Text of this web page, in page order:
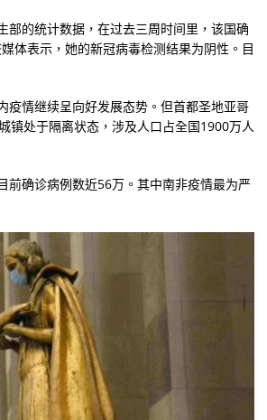
的统计数据，在过去三周时间里，该国确
体表示，她的新冠病毒检测结果为阴性。目
疫情继续呈向好发展态势。但首都圣地亚哥
镇处于隔离状态，涉及人口占全国1900万人
前确诊病例数近56万。其中南非疫情最为严